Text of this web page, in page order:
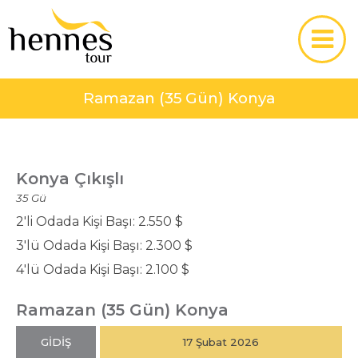
Ramazan (35 Gün) Konya
Konya Çıkışlı
35 Gü
2'li Odada Kişi Başı: 2.550 $
3'lü Odada Kişi Başı: 2.300 $
4'lü Odada Kişi Başı: 2.100 $
Ramazan (35 Gün) Konya
GİDİŞ 17 Şubat 2026